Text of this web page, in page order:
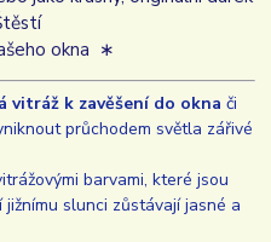
okna ∗
vitráž k zavěšení do oknači
průchodem světla zářivé
barvami, které jsou
slunci zůstávají jasné a